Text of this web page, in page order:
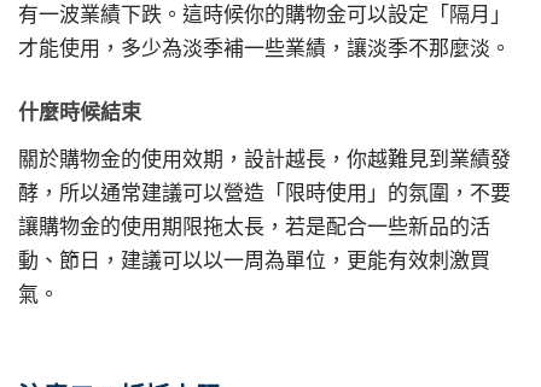
有一波業績下跌。這時候你的購物金可以設定「隔月」
才能使用，多少為淡季補一些業績，讓淡季不那麼淡。
什麼時候結束
關於購物金的使用效期，設計越長，你越難見到業績發
酵，所以通常建議可以營造「限時使用」的氛圍，不要
讓購物金的使用期限拖太長，若是配合一些新品的活
動、節日，建議可以以一周為單位，更能有效刺激買
氣。